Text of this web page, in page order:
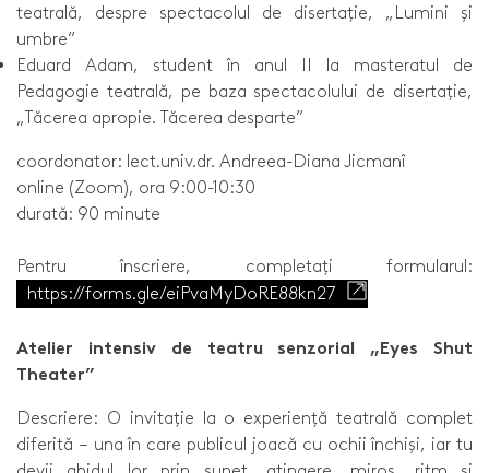
teatrală, despre spectacolul de disertație, „Lumini și
umbre”
Eduard Adam, student în anul II la masteratul de
Pedagogie teatrală, pe baza spectacolului de disertație,
„Tăcerea apropie. Tăcerea desparte”
coordonator: lect.univ.dr. Andreea-Diana Jicmanî
online (Zoom), ora 9:00-10:30
durată: 90 minute
Pentru înscriere, completați formularul:
https://forms.gle/eiPvaMyDoRE88kn27
Atelier intensiv de teatru senzorial „Eyes Shut
Theater”
Descriere: O invitație la o experiență teatrală complet
diferită – una în care publicul joacă cu ochii închiși, iar tu